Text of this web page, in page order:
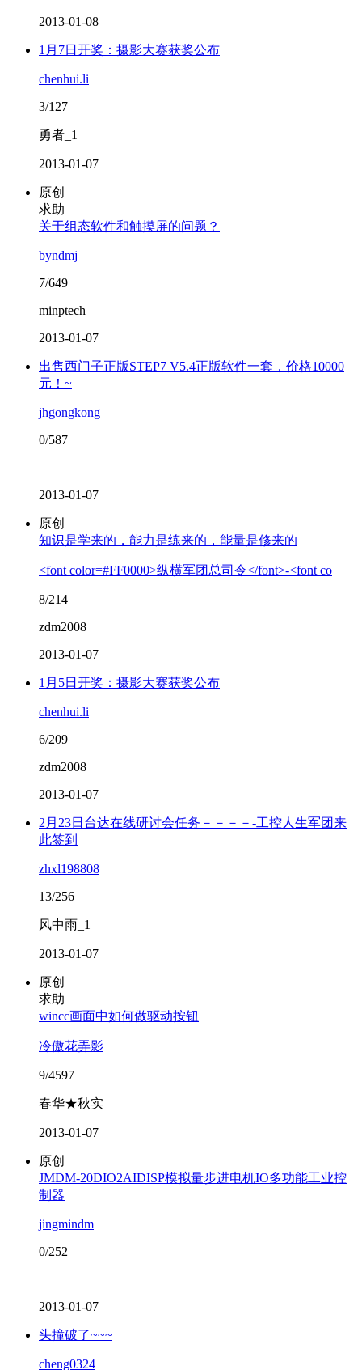
2013-01-08
1月7日开奖：摄影大赛获奖公布
chenhui.li
3/127
勇者_1
2013-01-07
原创
求助
关于组态软件和触摸屏的问题？
byndmj
7/649
minptech
2013-01-07
出售西门子正版STEP7 V5.4正版软件一套，价格10000
元！~
jhgongkong
0/587
2013-01-07
原创
知识是学来的，能力是练来的，能量是修来的
<font color=#FF0000>纵横军团总司令</font>-<font co
8/214
zdm2008
2013-01-07
1月5日开奖：摄影大赛获奖公布
chenhui.li
6/209
zdm2008
2013-01-07
2月23日台达在线研讨会任务－－－－-工控人生军团来
此签到
zhxl198808
13/256
风中雨_1
2013-01-07
原创
求助
wincc画面中如何做驱动按钮
冷傲花弄影
9/4597
春华★秋实
2013-01-07
原创
JMDM-20DIO2AIDISP模拟量步进电机IO多功能工业控
制器
jingmindm
0/252
2013-01-07
头撞破了~~~
cheng0324